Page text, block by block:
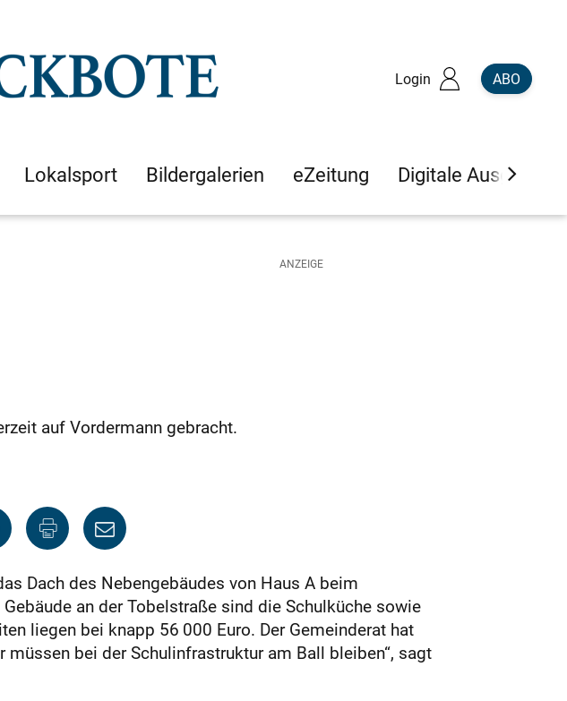
Login ABO
Lokalsport Bildergalerien eZeitung Digitale Ausgaben
auf Vordermann gebracht.
Dach des Nebengebäudes von Haus A beim
an der Tobelstraße sind die Schulküche sowie
liegen bei knapp 56 000 Euro. Der Gemeinderat hat
bei der Schulinfrastruktur am Ball bleiben“, sagt